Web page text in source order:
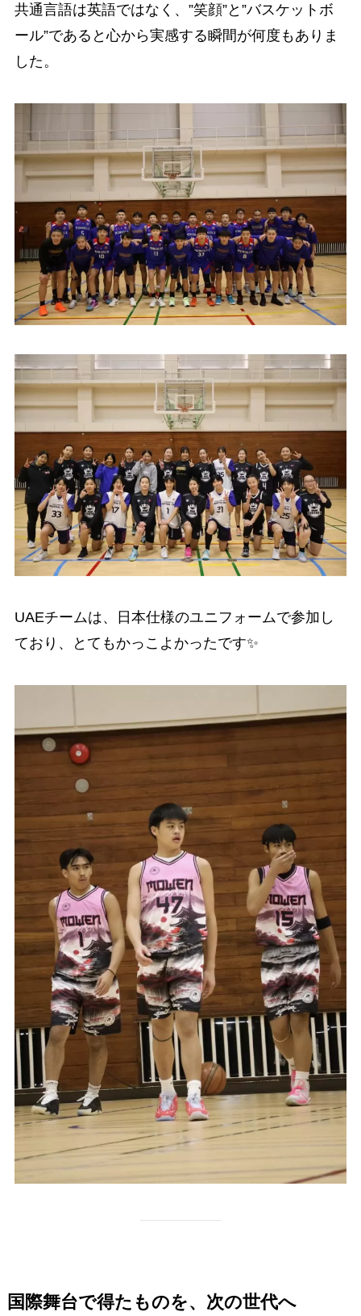
共通言語は英語ではなく、”笑顔”と”バスケットボ
ール”であると心から実感する瞬間が何度もありま
した。
UAEチームは、日本仕様のユニフォームで参加し
ており、とてもかっこよかったです✨
国際舞台で得たものを、次の世代へ